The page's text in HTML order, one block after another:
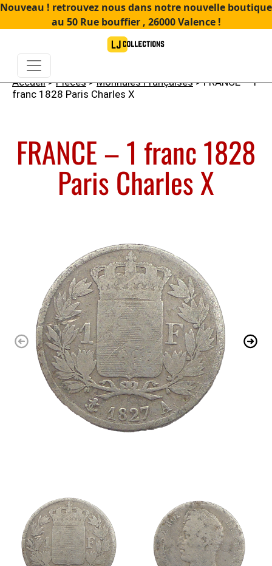
Nouveau ! retrouvez nous dans notre nouvelle boutique
au 50 Rue bouffier , 26000 Valence !
Accueil>Pièces>Monnaies Françaises> FRANCE – 1
franc 1828 Paris Charles X
FRANCE – 1 franc 1828
Paris Charles X